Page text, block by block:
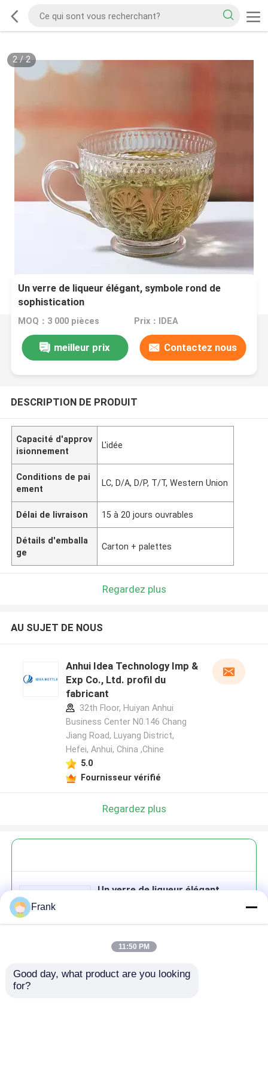
2/2
Un verre de liqueur élégant, symbole rond de
sophistication
MOQ：3 000 pièces Prix：IDEA
meilleur prix Contactez nous
DESCRIPTION DE PRODUIT
Capacité d'approv
isionnement
L'idée
Conditions de pai
ement
LC, D/A, D/P, T/T, Western Union
Délai de livraison 15 à 20 jours ouvrables
Détails d'emballa
ge
Carton + palettes
Regardez plus
AU SUJET DE NOUS
Anhui Idea Technology Imp &
Exp Co., Ltd. profil du
fabricant
32th Floor, Huiyan Anhui
Business Center N0.146 Chang
Jiang Road, Luyang District,
Hefei, Anhui, China ,Chine
5.0
Fournisseur vérifié
Regardez plus
Un verre de liqueur élégant,
Continuer
Frank
11:50 PM
Good day, what product are you looking
for?